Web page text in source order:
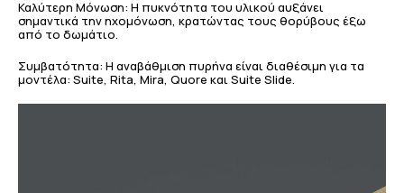
Καλύτερη Μόνωση: Η πυκνότητα του υλικού αυξάνει
σημαντικά την ηχομόνωση, κρατώντας τους θορύβους έξω
από το δωμάτιο.
Συμβατότητα: Η αναβάθμιση πυρήνα είναι διαθέσιμη για τα
μοντέλα: Suite, Rita, Mira, Quore και Suite Slide.